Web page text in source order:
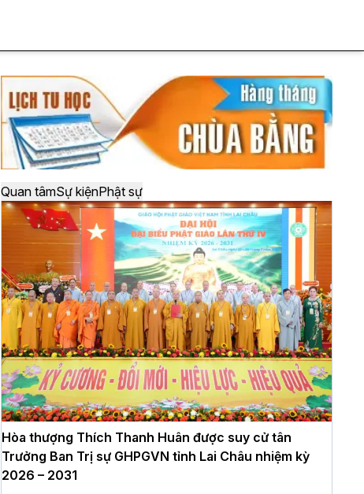
Quan tâmSự kiệnPhật sự
Hòa thượng Thích Thanh Huân được suy cử tân
Trưởng Ban Trị sự GHPGVN tỉnh Lai Châu nhiệm kỳ
2026 – 2031